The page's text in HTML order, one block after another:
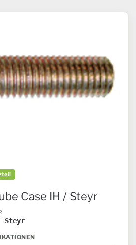
Case IH / Steyr
Steyr